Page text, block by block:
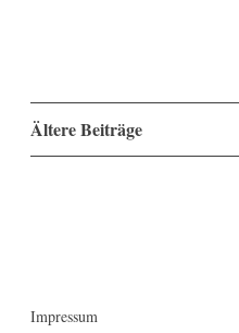
Beitragsnavigation
Ältere Beiträge
Impressum